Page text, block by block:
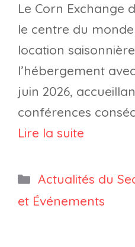
Le Corn Exchange
le centre du
location
l’hébergement
juin 2026,
conférences
Lire la suite
Catégories
Actualités du
et Événements